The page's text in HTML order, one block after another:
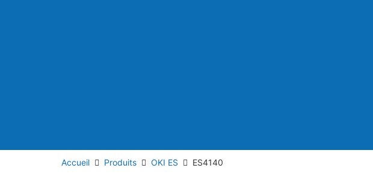
Accueil Produits OKI ES ES4140